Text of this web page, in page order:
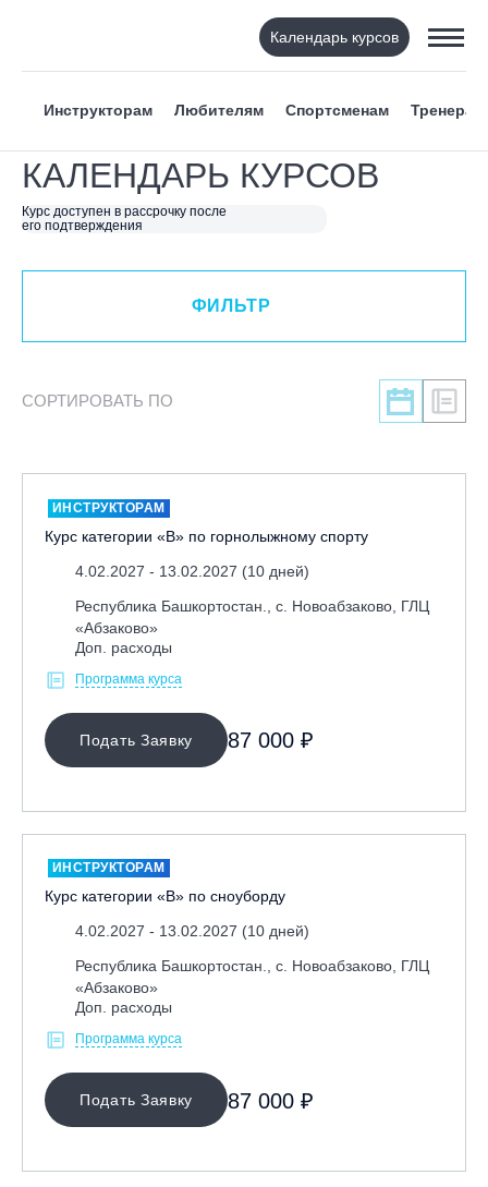
Календарь курсов
Инструкторам Любителям Спортсменам Тренерам
КАЛЕНДАРЬ КУРСОВ
Курс доступен в рассрочку после
его подтверждения
ФИЛЬТР
ВИД СПОРТА
Я ХОЧУ
КАТЕГОРИЯ
ЛЕКТОР
МЕСТО ПРОВЕДЕНИЯ
ФИЛЬТР
СОРТИРОВАТЬ ПО
ИНСТРУКТОРАМ
Курс категории «В» по горнолыжному спорту
4.02.2027 - 13.02.2027 (10 дней)
Республика Башкортостан., с. Новоабзаково, ГЛЦ
«Абзаково»
Доп. расходы
Программа курса
Подать Заявку 87 000 ₽
ИНСТРУКТОРАМ
Курс категории «В» по сноуборду
4.02.2027 - 13.02.2027 (10 дней)
Республика Башкортостан., с. Новоабзаково, ГЛЦ
«Абзаково»
Доп. расходы
Программа курса
Подать Заявку 87 000 ₽